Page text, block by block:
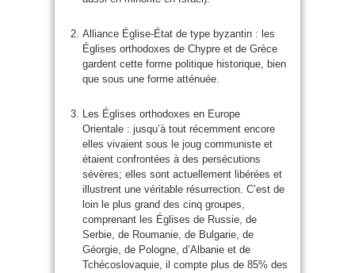
Alliance Église-État de type byzantin : les
Églises orthodoxes de Chypre et de Grèce
gardent cette forme politique historique, bien
que sous une forme atténuée.
Les Églises orthodoxes en Europe
Orientale : jusqu’à tout récemment encore
elles vivaient sous le joug communiste et
étaient confrontées à des persécutions
sévères; elles sont actuellement libérées et
illustrent une véritable résurrection. C’est de
loin le plus grand des cinq groupes,
comprenant les Églises de Russie, de
Serbie, de Roumanie, de Bulgarie, de
Géorgie, de Pologne, d’Albanie et de
Tchécoslovaquie, il compte plus de 85% des